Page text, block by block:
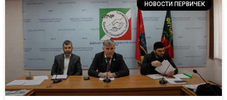
НОВОСТИ ПЕРВИЧЕК